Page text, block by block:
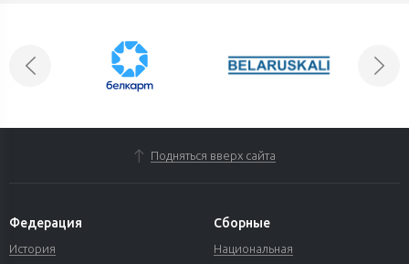
Подняться вверх сайта
Федерация
История
Сборные
Национальная